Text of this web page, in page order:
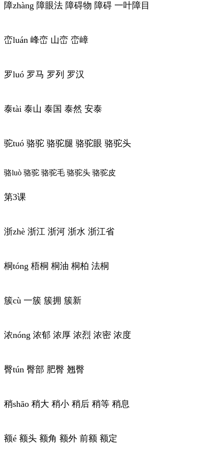
障zhàng 障眼法 障碍物 障碍 一叶障目
峦luán 峰峦 山峦 峦嶂
罗luó 罗马 罗列 罗汉
泰tài 泰山 泰国 泰然 安泰
驼tuó 骆驼 骆驼腿 骆驼眼 骆驼头
骆luò 骆驼 骆驼毛 骆驼头 骆驼皮
第3课
浙zhè 浙江 浙河 浙水 浙江省
桐tóng 梧桐 桐油 桐柏 法桐
簇cù 一簇 簇拥 簇新
浓nóng 浓郁 浓厚 浓烈 浓密 浓度
臀tún 臀部 肥臀 翘臀
稍shāo 稍大 稍小 稍后 稍等 稍息
额é 额头 额角 额外 前额 额定